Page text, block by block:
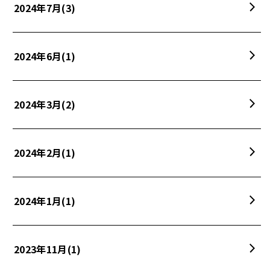
2024年7月(3)
2024年6月(1)
2024年3月(2)
2024年2月(1)
2024年1月(1)
2023年11月(1)